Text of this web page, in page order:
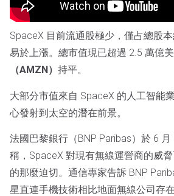
SpaceX 目前流通股極少，僅占總股
易於上漲。總市值現已超過 2.5 萬億
（AMZN） 持平。
大部分市值來自 SpaceX 的人工智能
心發射到太空的潛在前景。
法國巴黎銀行（BNP Paribas）於 6
稱，SpaceX 對現有無線運營商的威
的那麼迫切。通信專家告訴 BNP
星直連手機技術相比地面無線公司存